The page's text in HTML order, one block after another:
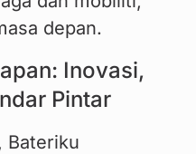
depan.
Inovasi,
Pintar
Bateriku